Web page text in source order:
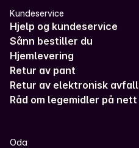
Kundeservice
Hjelp og kundeservice
Sånn bestiller du
Hjemlevering
Retur av pant
Retur av elektronisk avfall
Råd om legemidler på nett
Oda